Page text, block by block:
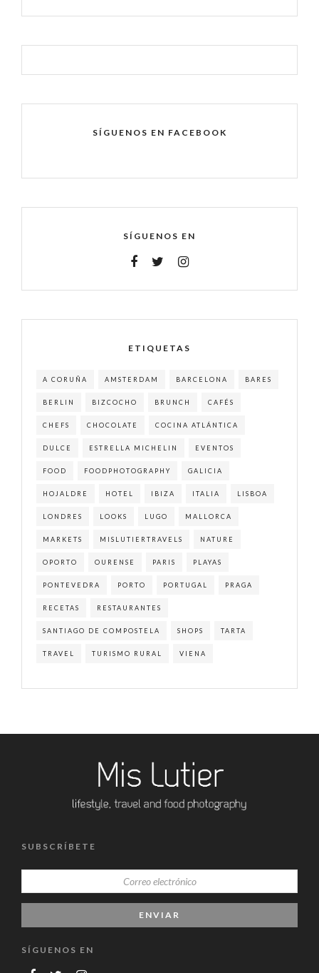
SÍGUENOS EN FACEBOOK
SÍGUENOS EN
ETIQUETAS
A CORUÑA AMSTERDAM BARCELONA BARES
BERLIN BIZCOCHO BRUNCH CAFÉS
CHEFS CHOCOLATE COCINA ATLÁNTICA
DULCE ESTRELLA MICHELIN EVENTOS
FOOD FOODPHOTOGRAPHY GALICIA
HOJALDRE HOTEL IBIZA ITALIA LISBOA
LONDRES LOOKS LUGO MALLORCA
MARKETS MISLUTIERTRAVELS NATURE
OPORTO OURENSE PARIS PLAYAS
PONTEVEDRA PORTO PORTUGAL PRAGA
RECETAS RESTAURANTES
SANTIAGO DE COMPOSTELA SHOPS TARTA
TRAVEL TURISMO RURAL VIENA
SUBSCRÍBETE
SÍGUENOS EN